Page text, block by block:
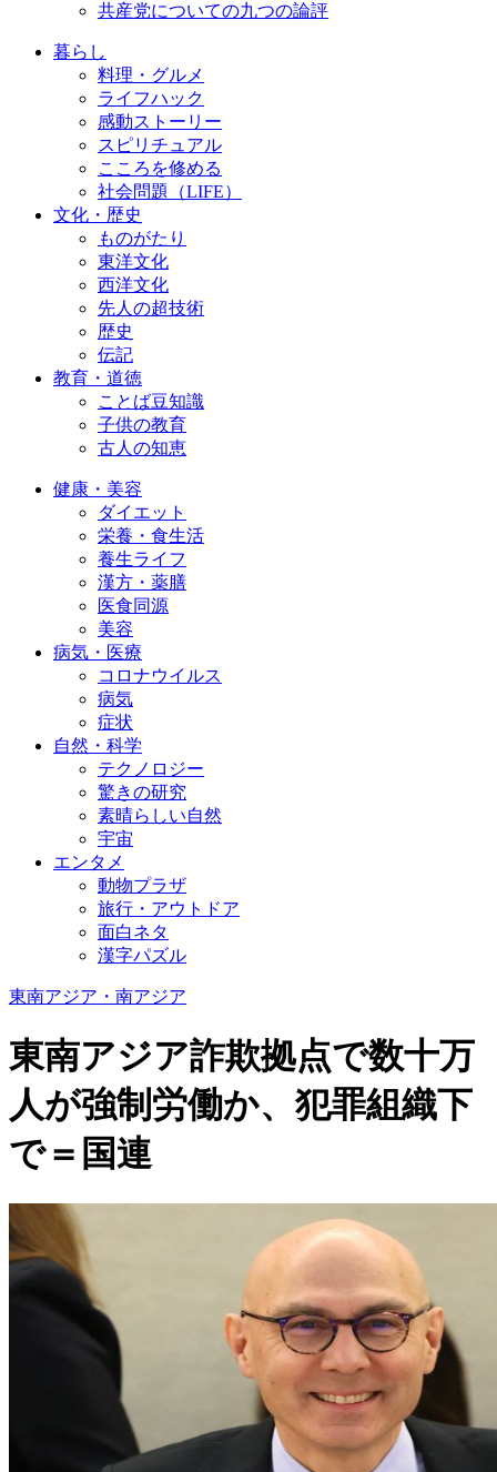
共産党についての九つの論評
暮らし
料理・グルメ
ライフハック
感動ストーリー
スピリチュアル
こころを修める
社会問題（LIFE）
文化・歴史
ものがたり
東洋文化
西洋文化
先人の超技術
歴史
伝記
教育・道徳
ことば豆知識
子供の教育
古人の知恵
健康・美容
ダイエット
栄養・食生活
養生ライフ
漢方・薬膳
医食同源
美容
病気・医療
コロナウイルス
病気
症状
自然・科学
テクノロジー
驚きの研究
素晴らしい自然
宇宙
エンタメ
動物プラザ
旅行・アウトドア
面白ネタ
漢字パズル
東南アジア・南アジア
東南アジア詐欺拠点で数十万
人が強制労働か、犯罪組織下
で＝国連